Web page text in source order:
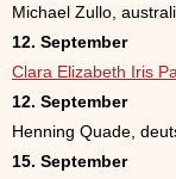
Michael Zullo,
12. September
Clara Elizabeth Iris
12. September
Henning Quade,
15. September